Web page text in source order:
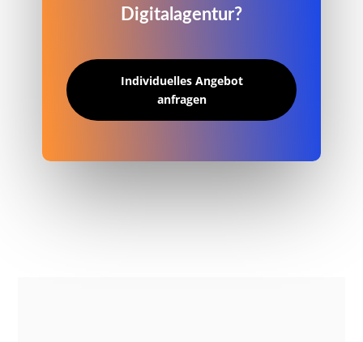
Digitalagentur?
Individuelles Angebot
anfragen